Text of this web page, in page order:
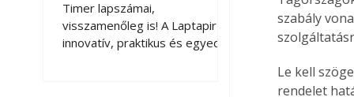
Timer lapszámai,
visszamenőleg is! A Laptapir új,
innovatív, praktikus és egyedi
Timer lapszámai,
visszamenőleg is! A
innovatív, praktikus
magazinok digitális
szabály
Le kell
rendelet